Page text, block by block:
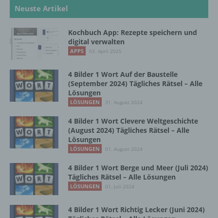
Neuste Artikel
Kochbuch App: Rezepte speichern und
digital verwalten
APPS 03. April 2025
4 Bilder 1 Wort Auf der Baustelle
(September 2024) Tägliches Rätsel – Alle
Lösungen
LÖSUNGEN 31. August 2024
4 Bilder 1 Wort Clevere Weltgeschichte
(August 2024) Tägliches Rätsel – Alle
Lösungen
LÖSUNGEN 01. August 2024
4 Bilder 1 Wort Berge und Meer (Juli 2024)
Tägliches Rätsel – Alle Lösungen
LÖSUNGEN 01. Juli 2024
4 Bilder 1 Wort Richtig Lecker (Juni 2024)
b) betroffene Person
Betroffene Person ist jede identifizierte oder
identifizierbare natürliche Person, deren
Verarbeitung Verantwortlichen verarbeitet
werden.
c) Verarbeitung
Verarbeitung ist jeder mit oder ohne Hilfe
automatisierter Verfahren ausgeführte
Zusammenhang mit personenbezogenen
Daten wie das Erheben, das Erfassen, die
Organisation, das Ordnen, die Speicherung,
die Anpassung oder Veränderung, das
Auslesen, das Abfragen, die Verwendung,
die Offenlegung durch Übermittlung,